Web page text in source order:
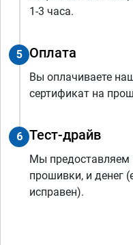
1-3 часа.
5 Оплата
Вы оплачиваете
сертификат на
6 Тест-драйв
Мы предоставляем
прошивки, и денег
исправен).